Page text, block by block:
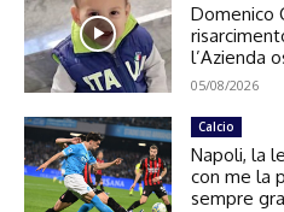
Domenico
l’Azienda
05/08/2026
Calcio
Napoli, la
con me la
sempre